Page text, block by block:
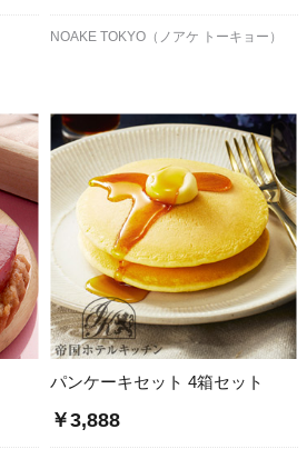
NOAKE TOKYO（ノアケ トーキョー）
パンケーキセット 4箱セット
￥3,888